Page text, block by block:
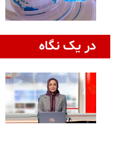
در یک نگاه